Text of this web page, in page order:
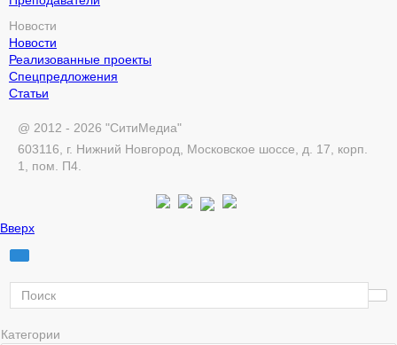
Новости
Новости
Реализованные проекты
Спецпредложения
Статьи
@ 2012 - 2026 "СитиМедиа"
603116, г. Нижний Новгород, Московское шоссе, д. 17, корп.
1, пом. П4.
Вверх
Категории